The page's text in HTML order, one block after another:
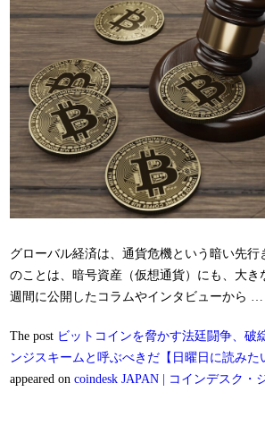
グローバル経済は、通貨危機という暗い先行
のことは、暗号資産（仮想通貨）にも、大
週間に公開したコラムやインタビューから …
The post ビットコインを脅かす法廷闘争、破
ンジスキームと呼ぶべきだ【日曜日に読みた
appeared on coindesk JAPAN | コインデスク・